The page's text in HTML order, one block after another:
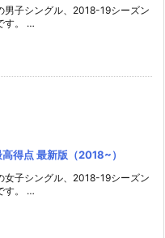
男子シングル、2018-19シーズン
す。 …
得点 最新版（2018~）
女子シングル、2018-19シーズン
す。 …